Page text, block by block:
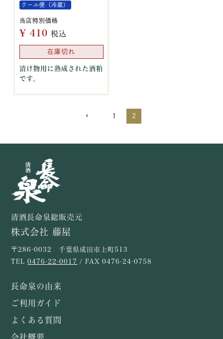
1 2
クール便（冷蔵）
当店特別価格
¥ 410 税込
在庫切れ
漬け物用に熟成された酒粕
です。
清酒長命泉総販売元
株式会社 藤屋
〒286-0032 千葉県成田市上町513
TEL0476-22-0017 / FAX 0476-24-0758
長命泉の由来
ご利用ガイド
よくある質問
会社概要